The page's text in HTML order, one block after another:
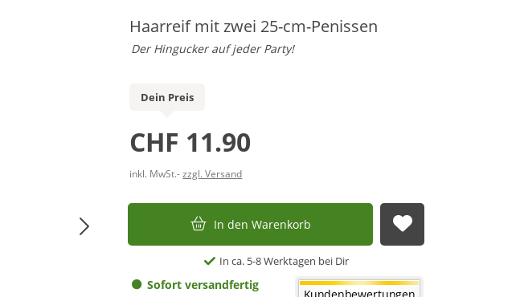
Haarreif mit zwei 25-cm-Penissen
Der Hingucker auf jeder Party!
Dein Preis
CHF 11.90
inkl. MwSt.-zzgl. Versand
In den Warenkorb Auf die
In ca. 5-8 Werktagen bei Dir
Sofort versandfertig